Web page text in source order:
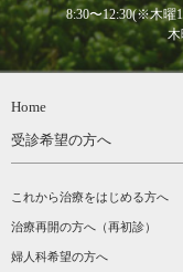
8:30〜12:30(※木曜
Home
受診希望の方へ
これから治療をはじめる方へ
治療再開の方へ（再初診）
婦人科希望の方へ